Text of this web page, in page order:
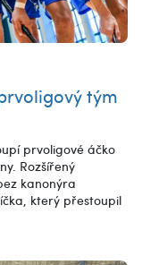
tým
prvoligové áčko
Rozšířený
kanonýra
který přestoupil